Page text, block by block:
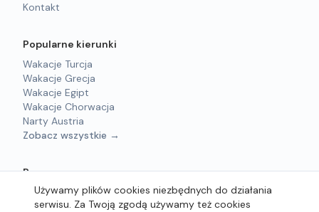
Kontakt
Popularne kierunki
Wakacje Turcja
Wakacje Grecja
Wakacje Egipt
Wakacje Chorwacja
Narty Austria
Zobacz wszystkie →
Prawne
Regulamin
Polityka prywatności
Używamy plików cookies niezbędnych do działania
serwisu. Za Twoją zgodą używamy też cookies